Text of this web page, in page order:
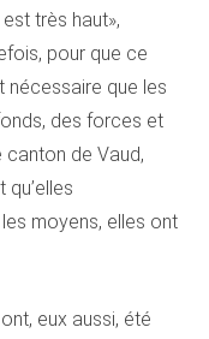
très haut»,
pour que ce
nécessaire que les
des forces et
de Vaud,
moyens, elles ont
eux aussi, été